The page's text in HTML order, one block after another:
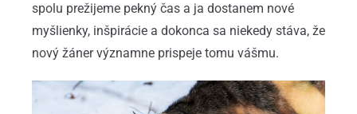
spolu prežijeme pekný čas a ja dostanem nové
myšlienky, inšpirácie a dokonca sa niekedy stáva, že
nový žáner významne prispeje tomu vášmu.